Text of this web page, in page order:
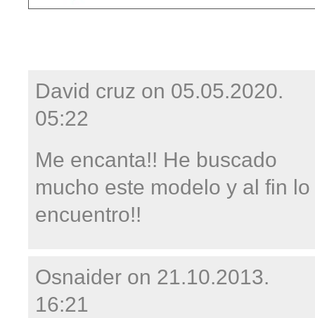
David cruz on 05.05.2020.
05:22
Me encanta!! He buscado
mucho este modelo y al fin lo
encuentro!!
Osnaider on 21.10.2013.
16:21